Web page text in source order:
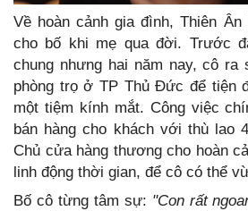
Về hoàn cảnh gia đình, Thiên
cho bố khi mẹ qua đời. Trước
chung nhưng hai năm nay, cô ra
phòng trọ ở TP Thủ Đức để tiện
một tiệm kính mắt. Công việc
bán hàng cho khách với thù lao
Chủ cửa hàng thương cho hoàn
linh động thời gian, để cô có thể
Bố cô từng tâm sự: "Con rất